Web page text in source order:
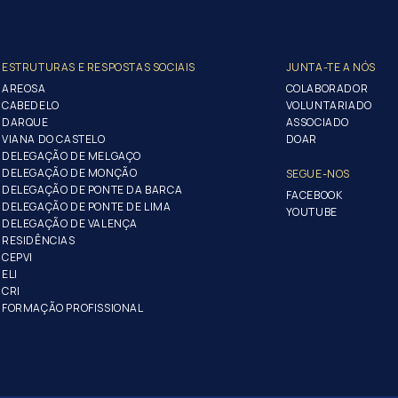
ESTRUTURAS E RESPOSTAS SOCIAIS
AREOSA
CABEDELO
DARQUE
VIANA DO CASTELO
DELEGAÇÃO DE MELGAÇO
DELEGAÇÃO DE MONÇÃO
DELEGAÇÃO DE PONTE DA BARCA
DELEGAÇÃO DE PONTE DE LIMA
DELEGAÇÃO DE VALENÇA
RESIDÊNCIAS
CEPVI
ELI
CRI
FORMAÇÃO PROFISSIONAL
JUNTA-TE A NÓS
COLABORADOR
VOLUNTARIADO
ASSOCIADO
DOAR
SEGUE-NOS
FACEBOOK
YOUTUBE